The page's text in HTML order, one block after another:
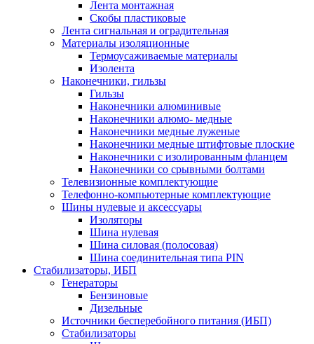
Лента монтажная
Скобы пластиковые
Лента сигнальная и оградительная
Материалы изоляционные
Термоусаживаемые матeриалы
Изолента
Наконечники, гильзы
Гильзы
Наконечники алюминивые
Наконечники алюмо- медные
Наконечники медные луженые
Наконечники медные штифтовые плоские
Наконечники с изолированным фланцем
Наконечники со срывными болтами
Телевизионные комплектующие
Телефонно-компьютерные комплектующие
Шины нулевые и аксессуары
Изоляторы
Шина нулевая
Шина силовая (полосовая)
Шина соединительная типа PIN
Стабилизаторы, ИБП
Генераторы
Бензиновые
Дизельные
Источники бесперебойного питания (ИБП)
Стабилизаторы